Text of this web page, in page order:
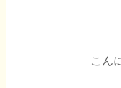
こん